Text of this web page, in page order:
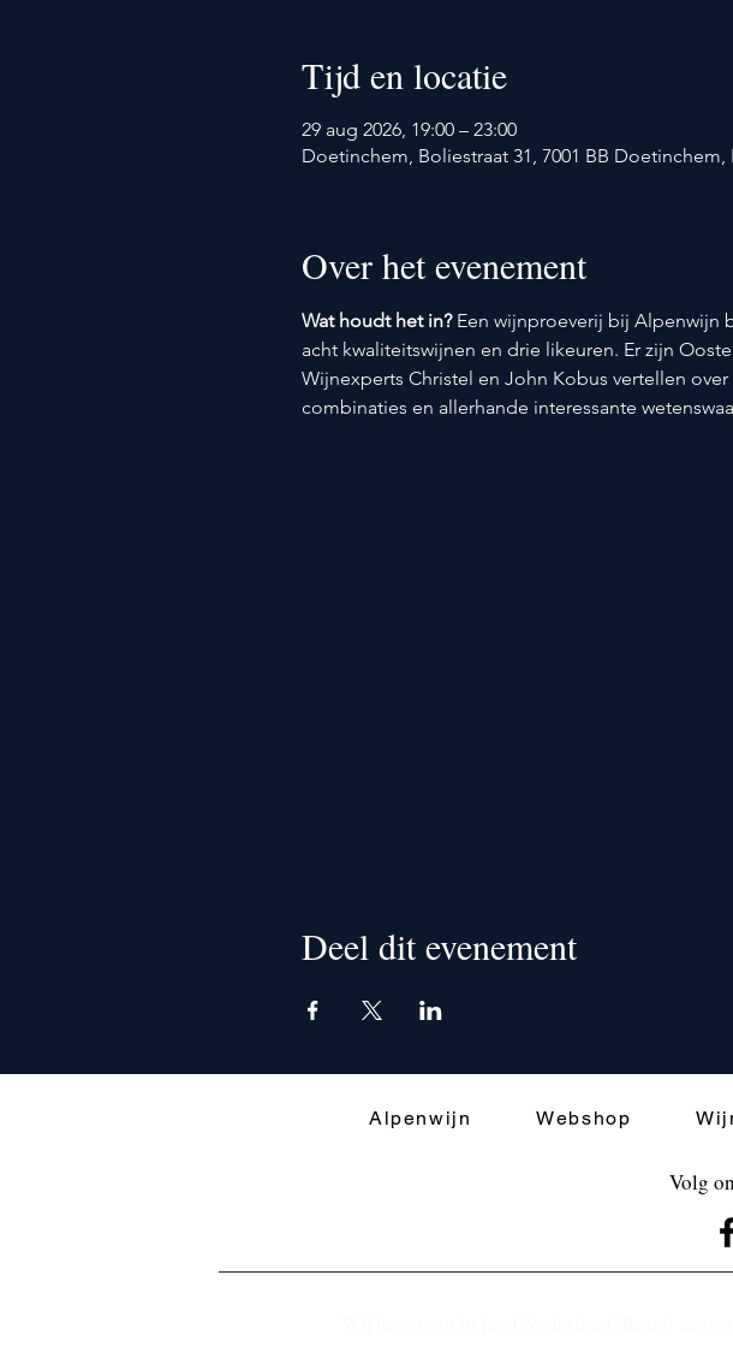
Tijd en locatie
29 aug 2026, 19:00 – 23:00
Doetinchem, Boliestraat 31, 7001 BB
Over het evenement
Wat houdt het in? Een wijnproeverij bij Alpenwijn
acht kwaliteitswijnen en drie likeuren. Er zijn
Wijnexperts Christel en John Kobus vertellen
combinaties en allerhande interessante
Deel dit evenement
Alpenwijn Webshop
Volg